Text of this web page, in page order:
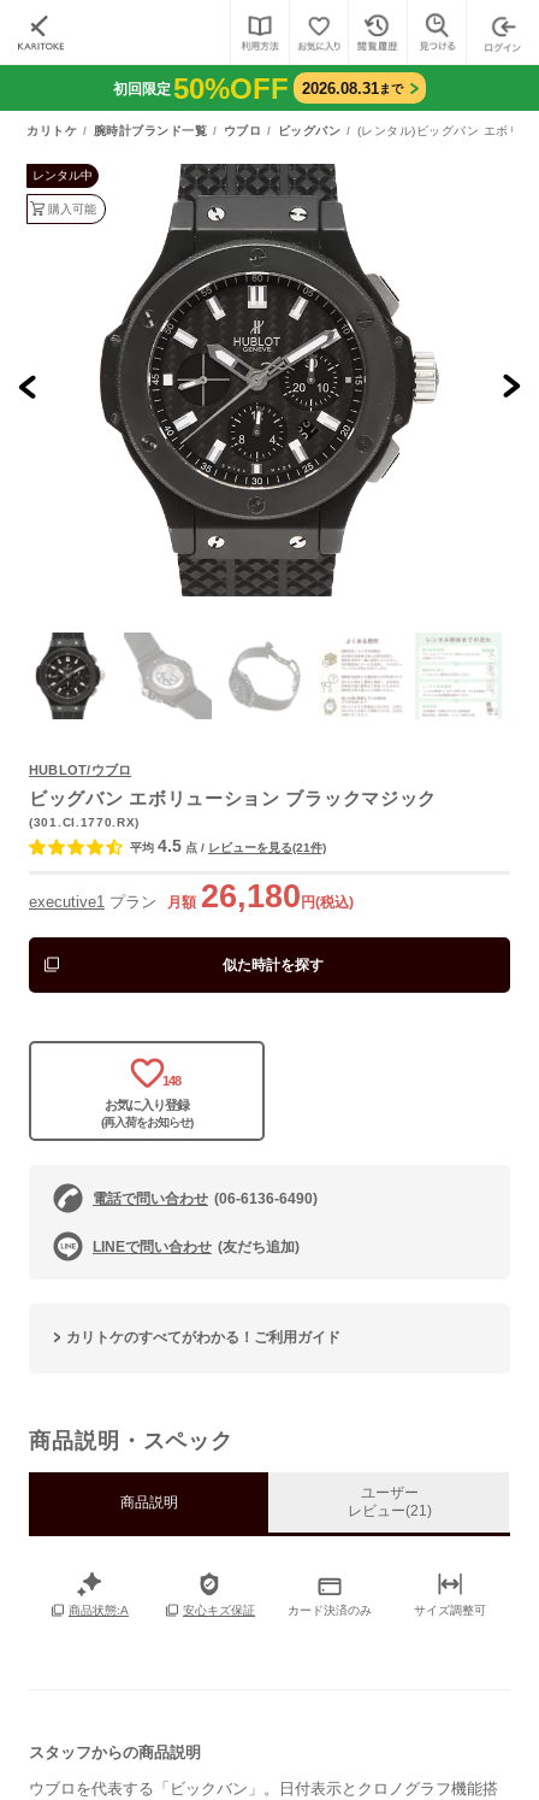
初回限定50%OFF 2026.08.31まで
カリトケ 腕時計ブランド一覧 ウブロ ビッグバン (レンタル)ビッグバン エボリ
レンタル中
購入可能
HUBLOT/ウブロ
ビッグバン エボリューション ブラックマジック
(301.CI.1770.RX)
平均 4.5 点 / レビューを見る(21件)
executive1 プラン 月額 26,180 円(税込)
似た時計を探す
148
お気に入り登録
(再入荷をお知らせ)
電話で問い合わせ (06-6136-6490)
LINEで問い合わせ (友だち追加)
カリトケのすべてがわかる！ご利用ガイド
商品説明・スペック
商品説明
ユーザー
レビュー(21)
商品状態:A 安心キズ保証 カード決済のみ サイズ調整可
スタッフからの商品説明
ウブロを代表する「ビックバン」。日付表示とクロノグラフ機能搭
よくあるご質問